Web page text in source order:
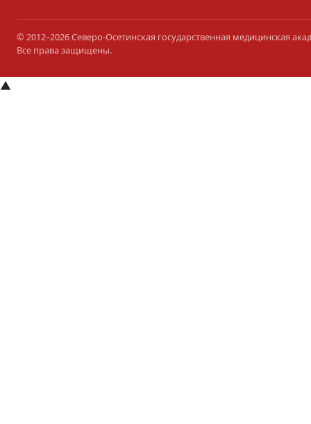
© 2012–2026 Северо-Осетинская государственная медицинская
Все права защищены.
▲